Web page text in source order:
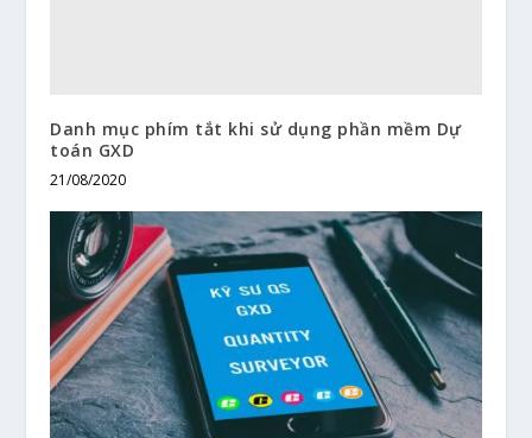
Danh mục phím tắt khi sử dụng phần mềm Dự
toán GXD
21/08/2020